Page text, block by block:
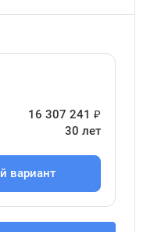
16 307 241 ₽
30 лет
вариант